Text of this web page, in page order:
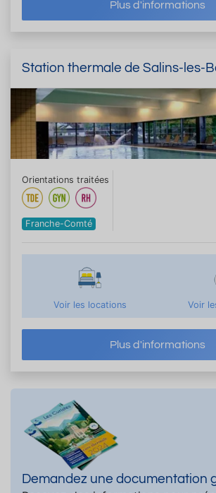
Plus d'informations
Station thermale de Salins-les-
Orientations traitées
Franche-Comté
Voir les locations Voir
Plus d'informations
Demandez une documentation